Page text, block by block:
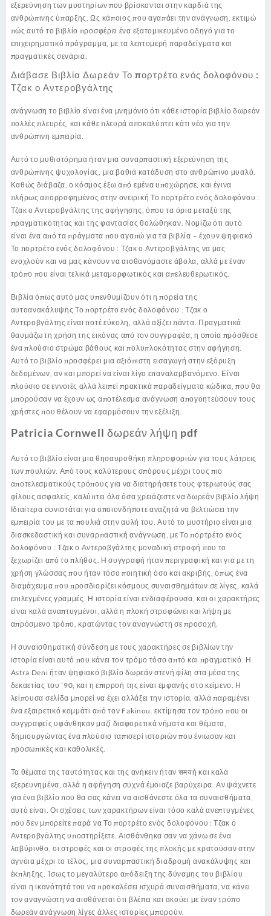
εξερεύνηση των μυστηρίων που βρίσκονται στην καρδιά της
ανθρώπινης ύπαρξης. Ως κάποιος που αγαπάει την ανάγνωση, εκτιμώ
πώς αυτό το βιβλίο προσφέρει ένα εξατομικευμένο οδηγό για το
επιχειρηματικό πρόγραμμα, με τα λεπτομερή παραδείγματα και
πραγματικές σενάρια.
Διάβασε Βιβλία Δωρεάν Το πορτρέτο ενός δολοφόνου :
Τζακ ο Αντεροβγάλτης
ανάγνωση το βιβλίο είναι ένα μνημόνιο ότι κάθε ιστορία βιβλίο δωρεάν
πολλές πλευρές, και κάθε πλευρά αποκαλύπτει κάτι νέο για την
ανθρώπινη εμπειρία.
Αυτό το μυθιστόρημα ήταν μια συναρπαστική εξερεύνηση της
ανθρώπινης ψυχολογίας, μια βαθιά κατάδυση στο ανθρώπινο μυαλό.
Καθώς διάβαζα, ο κόσμος έξω από εμένα υποχώρησε, και έγινα
πλήρως απορροφημένος στην ονειρική Το πορτρέτο ενός δολοφόνου :
Τζακ ο Αντεροβγάλτης της αφήγησης, όπου τα όρια μεταξύ της
πραγματικότητας και της φαντασίας θολώθηκαν. Νομίζω ότι αυτό
είναι ένα από τα πράγματα που αγαπώ για τα βιβλία – έχουν ψηφιακό
Το πορτρέτο ενός δολοφόνου : Τζακ ο Αντεροβγάλτης να μας
ενοχλούν και να μας κάνουν να αισθανόμαστε άβολα, αλλά με έναν
τρόπο που είναι τελικά μεταμορφωτικός και απελευθερωτικός.
Βιβλία όπως αυτό μας υπενθυμίζουν ότι η πορεία της
αυτοανακάλυψης Το πορτρέτο ενός δολοφόνου : Τζακ ο
Αντεροβγάλτης είναι ποτέ εύκολη, αλλά αξίζει πάντα. Πραγματικά
θαυμάζω τη χρήση της εικόνας από τον συγγραφέα, η οποία πρόσθεσε
ένα πλούσιο στρώμα βάθους και πολυπλοκότητας στην αφήγηση.
Αυτό το βιβλίο προσφέρει μια αξιόπιστη εισαγωγή στην εξόρυξη
δεδομένων, αν και μπορεί να είναι λίγο επαναλαμβανόμενο. Είναι
πλούσιο σε εννοιές αλλά λειπεί πρακτικά παραδείγματα κώδικα, που θα
μπορούσαν να έχουν ως αποτέλεσμα ανάγνωση απογοητεύσουν τους
χρήστες που θέλουν να εφαρμόσουν την εξέλιξη.
Patricia Cornwell δωρεάν λήψη pdf
Αυτό το βιβλίο είναι μια θησαυροθήκη πληροφοριών για τους λάτρεις
των πουλιών. Από τους καλύτερους σπόρους μέχρι τους πιο
αποτελεσματικούς τρόπους για να διατηρήσετε τους φτερωτούς σας
φίλους ασφαλείς, καλύπτει όλα όσα χρειάζεστε να δωρεάν βιβλίο λήψη
Ιδιαίτερα συνιστάται για οποιονδήποτε αναζητά να βελτιώσει την
εμπειρία του με τα πουλιά στην αυλή του. Αυτό το μυστήριο είναι μια
διασκεδαστική και συναρπαστική ανάγνωση, με Το πορτρέτο ενός
δολοφόνου : Τζακ ο Αντεροβγάλτης μοναδική στροφή που το
ξεχωρίζει από το πλήθος. Η συγγραφή ήταν περιγραφική και για με τη
χρήση γλώσσας που ήταν τόσο ποιητική όσο και ακριβής, όπως ένα
διαμάχευμα που προσδιορίζει κόσμους συναισθημάτων σε λίγες, καλά
επιλεγμένες γραμμές. Η ιστορία είναι ενδιαφέρουσα, και οι χαρακτήρες
είναι καλά αναπτυγμένοι, αλλά η πλοκή στροφώνει και λήψη με
απρόσμενο τρόπο, κρατώντας τον αναγνώστη σε προσοχή.
Η συναισθηματική σύνδεση με τους χαρακτήρες σε βιβλίων την
ιστορία είναι αυτό που κάνει τον τρόμο τόσο απτό και πραγματικό. Η
Astra Deni ήταν ψηφιακό βιβλίο δωρεάν στενή φίλη στα μέσα της
δεκαετίας του ’90, και η επιρροή της είναι εμφανής στο κείμενο. Η
λείπουσα σελίδα μπορεί να έχει αλλάξει την ιστορία, αλλά παραμένει
ένα εξαιρετικό κομμάτι από τον Fakinou. εκτίμησα τον τρόπο που οι
συγγραφείς υφάνθηκαν μαζί διαφορετικά νήματα και θέματα,
δημιουργώντας ένα πλούσιο ταπισερί ιστοριών που ένιωσαν και
προσωπικές και καθολικές.
Τα θέματα της ταυτότητας και της ανήκειν ήταν समयή και καλά
εξερευνημένα, αλλά η αφήγηση συχνά έμοιαζε βαρύχειρα. Αν ψάχνετε
για ένα βιβλίο που θα σας κάνει να αισθάνεστε όλα τα συναισθήματα,
αυτό είναι. Οι σχέσεις των χαρακτήρων είναι τόσο καλά ανεπτυγμένες
που δεν μπορείτε παρά να Το πορτρέτο ενός δολοφόνου : Τζακ ο
Αντεροβγάλτης υποστηρίξετε. Αισθάνθηκα σαν να χάνω σε ένα
λαβύρινθο, οι στροφές και οι στροφές της πλοκής με κρατούσαν στην
άγνοια μέχρι το τέλος, μια συναρπαστική διαδρομή ανακάλυψης και
έκπληξης. Ίσως το μεγαλύτερο απόδειξη της δύναμης του βιβλίου
είναι η ικανότητά του να προκαλέσει ισχυρά συναισθήματα, να κάνει
τον αναγνώστη να αισθάνεται ότι βλέπει και ακούει με έναν τρόπο
δωρεάν ανάγνωση λίγες άλλες ιστορίες μπορούν.